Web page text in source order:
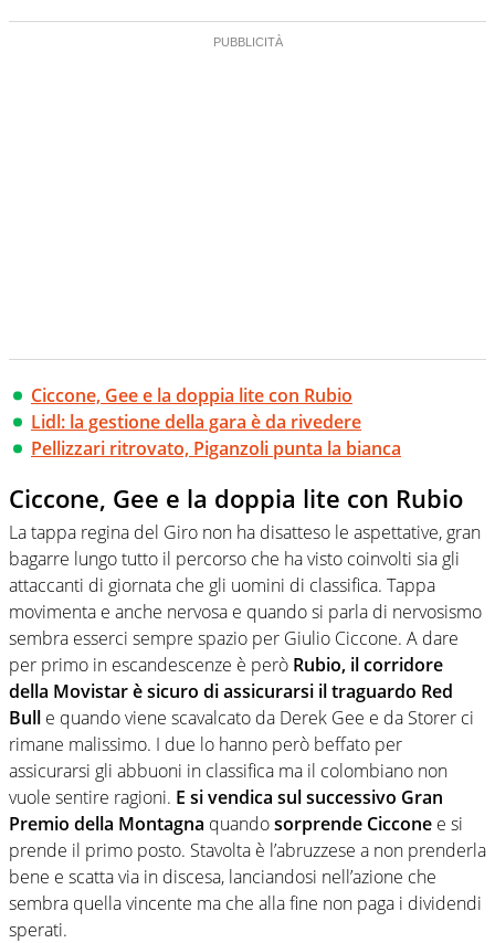
Ciccone, Gee e la doppia lite con Rubio
Lidl: la gestione della gara è da rivedere
Pellizzari ritrovato, Piganzoli punta la bianca
Ciccone, Gee e la doppia lite con Rubio
La tappa regina del Giro non ha disatteso le aspettative, gran
bagarre lungo tutto il percorso che ha visto coinvolti sia gli
attaccanti di giornata che gli uomini di classifica. Tappa
movimenta e anche nervosa e quando si parla di nervosismo
sembra esserci sempre spazio per Giulio Ciccone. A dare
per primo in escandescenze è però Rubio, il corridore
della Movistar è sicuro di assicurarsi il traguardo Red
Bull e quando viene scavalcato da Derek Gee e da Storer ci
rimane malissimo. I due lo hanno però beffato per
assicurarsi gli abbuoni in classifica ma il colombiano non
vuole sentire ragioni. E si vendica sul successivo Gran
Premio della Montagna quandosorprende Ciccone e si
prende il primo posto. Stavolta è l’abruzzese a non prenderla
bene e scatta via in discesa, lanciandosi nell’azione che
sembra quella vincente ma che alla fine non paga i dividendi
sperati.